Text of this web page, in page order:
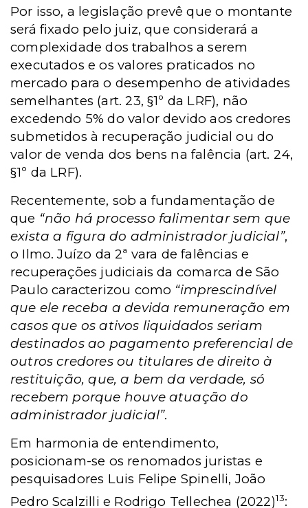
Por isso, a legislação prevê que o montante
será fixado pelo juiz, que considerará a
complexidade dos trabalhos a serem
executados e os valores praticados no
mercado para o desempenho de atividades
semelhantes (art. 23, §1º da LRF), não
excedendo 5% do valor devido aos credores
submetidos à recuperação judicial ou do
valor de venda dos bens na falência (art. 24,
§1º da LRF).
Recentemente, sob a fundamentação de
que “não há processo falimentar sem que
exista a figura do administrador judicial”,
o Ilmo. Juízo da 2ª vara de falências e
recuperações judiciais da comarca de São
Paulo caracterizou como “imprescindível
que ele receba a devida remuneração em
casos que os ativos liquidados seriam
destinados ao pagamento preferencial de
outros credores ou titulares de direito à
restituição, que, a bem da verdade, só
recebem porque houve atuação do
administrador judicial”.
Em harmonia de entendimento,
posicionam-se os renomados juristas e
pesquisadores Luis Felipe Spinelli, João
Pedro Scalzilli e Rodrigo Tellechea (2022)13: